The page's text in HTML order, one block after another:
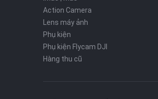
Action Camera
Lens máy ảnh
Phụ kiện
Phụ kiện Flycam DJI
Hàng thu cũ